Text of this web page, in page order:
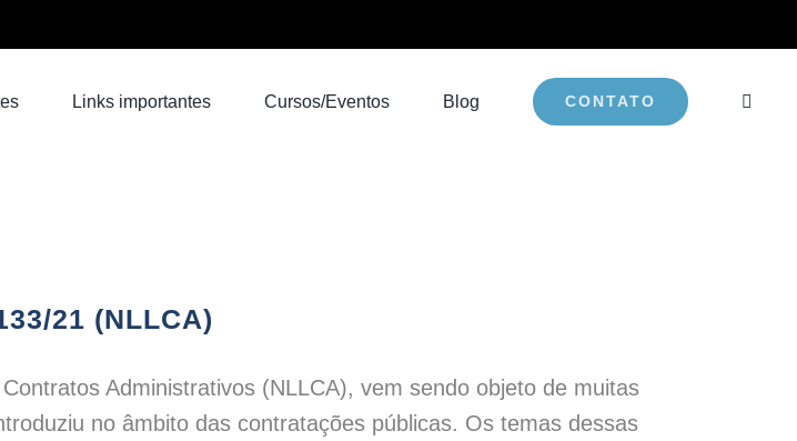
Links importantes Cursos/Eventos Blog CONTATO
21 (NLLCA)
Administrativos (NLLCA), vem sendo objeto de muitas
no âmbito das contratações públicas. Os temas dessas